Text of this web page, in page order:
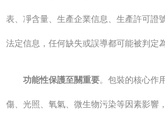
表、凈含量、生產企業信息、生產許可證
法定信息，任何缺失或誤導都可能被判定
功能性保護至關重要。包裝的核心作
傷、光照、氧氣、微生物污染等因素影響